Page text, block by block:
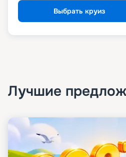
Выбрать круиз
Лучшие